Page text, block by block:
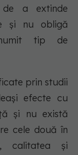
de a extinde
și nu obligă
tip de
prin studii
efecte cu
și nu există
cele două în
calitatea şi